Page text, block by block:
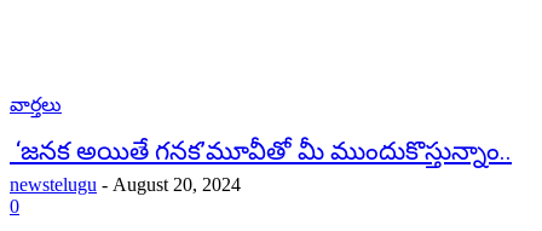
వార్తలు
‘జనక అయితే గనక’మూవీతో మీ ముందుకొస్తున్నాం..
newstelugu - August 20, 2024
0